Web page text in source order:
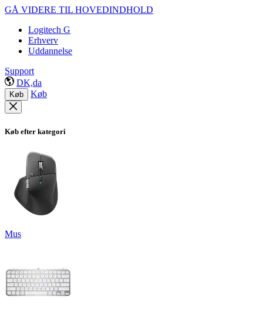
GÅ VIDERE TIL HOVEDINDHOLD
Logitech G
Erhverv
Uddannelse
Support
DK,da
Køb Køb
Køb efter kategori
Mus